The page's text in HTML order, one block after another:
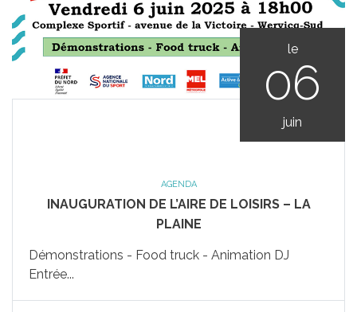
le
06
juin
AGENDA
INAUGURATION DE L’AIRE DE LOISIRS – LA
PLAINE
Démonstrations - Food truck - Animation DJ
Entrée...